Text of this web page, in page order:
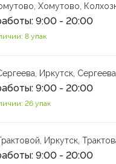
Хомутово,
9:00 - 20:00
8 упак
Иркутск,
9:00 - 20:00
26 упак
Иркутск,
9:00 - 20:00